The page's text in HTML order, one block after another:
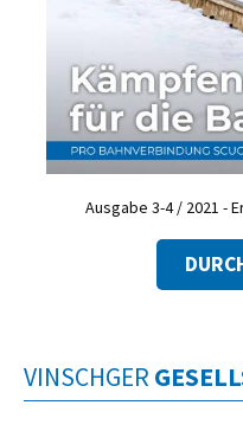
Ausgabe 3-4 / 2021 -
VINSCHGER